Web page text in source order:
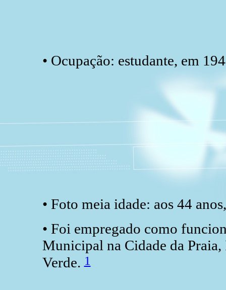
• Ocupação: estudante, em
• Foto meia idade: aos 44
• Foi empregado como
Municipal na Cidade da
Verde.1